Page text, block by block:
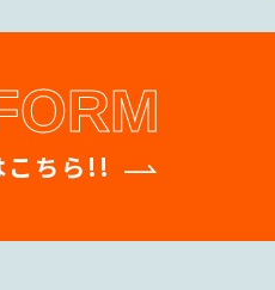
こちら!!